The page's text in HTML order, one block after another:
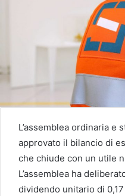
L’assemblea ordinaria e
approvato il bilancio di
che chiude con un utile
L’assemblea ha
dividendo unitario di